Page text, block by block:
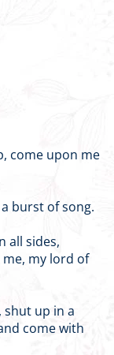
come upon me
burst of song.
all sides,
my lord of
shut up in a
come with